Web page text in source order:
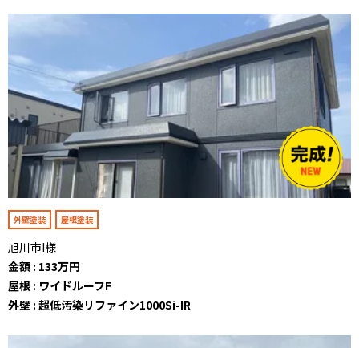
外壁塗装 屋根塗装
旭川市I様
金額 : 133万円
屋根 : ワイドルーフF
外壁 : 超低汚染リファイン1000Si-IR